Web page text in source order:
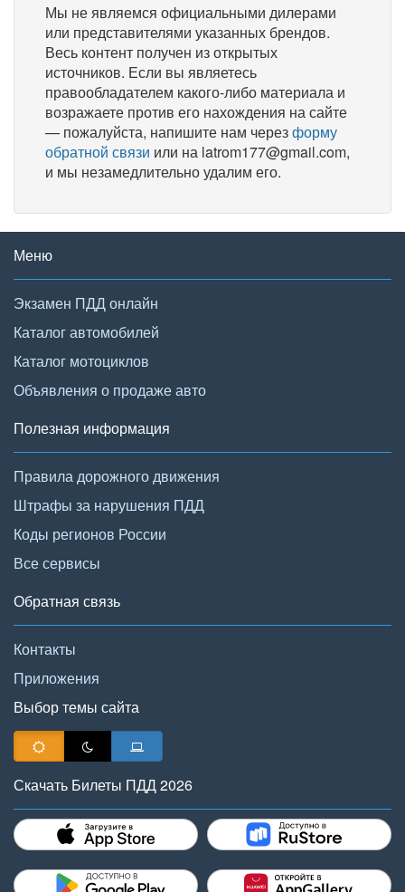
Мы не являемся официальными дилерами
или представителями указанных брендов.
Весь контент получен из открытых
источников. Если вы являетесь
правообладателем какого-либо материала и
возражаете против его нахождения на сайте
— пожалуйста, напишите нам черезформу
обратной связи или на latrom177@gmail.com,
и мы незамедлительно удалим его.
Меню
Экзамен ПДД онлайн
Каталог автомобилей
Каталог мотоциклов
Объявления о продаже авто
Полезная информация
Правила дорожного движения
Штрафы за нарушения ПДД
Коды регионов России
Все сервисы
Обратная связь
Контакты
Приложения
Выбор темы сайта
Скачать Билеты ПДД 2026